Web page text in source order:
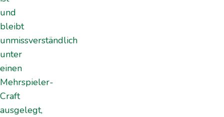
und
bleibt
unmissverständlich
unter
einen
Mehrspieler-
Craft
ausgelegt,